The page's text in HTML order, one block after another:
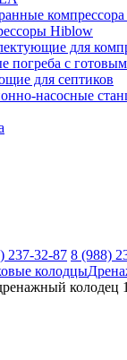
Hiblow
для
погреба с
для септиков
насосные
237-32-87 8 (988)
колодцы
колодец